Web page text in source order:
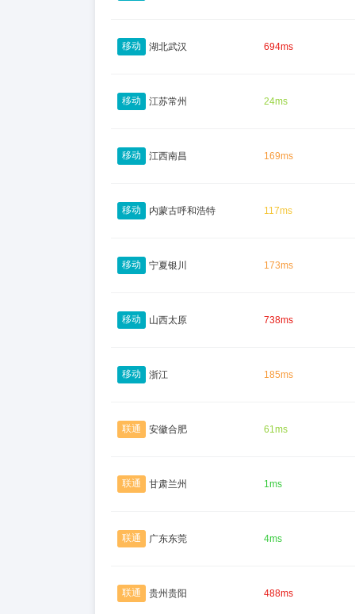
移动 湖北武汉 694ms
移动 江苏常州 24ms
移动 江西南昌 169ms
移动 内蒙古呼和浩特 117ms
移动 宁夏银川 173ms
移动 山西太原 738ms
移动 浙江 185ms
联通 安徽合肥 61ms
联通 甘肃兰州 1ms
联通 广东东莞 4ms
联通 贵州贵阳 488ms